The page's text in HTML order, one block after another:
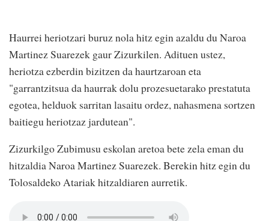
Haurrei heriotzari buruz nola hitz egin azaldu du Naroa
Martinez Suarezek gaur Zizurkilen. Adituen ustez,
heriotza ezberdin bizitzen da haurtzaroan eta
"garrantzitsua da haurrak dolu prozesuetarako prestatuta
egotea, helduok sarritan lasaitu ordez, nahasmena sortzen
baitiegu heriotzaz jardutean".
Zizurkilgo Zubimusu eskolan aretoa bete zela eman du
hitzaldia Naroa Martinez Suarezek. Berekin hitz egin du
Tolosaldeko Atariak hitzaldiaren aurretik.